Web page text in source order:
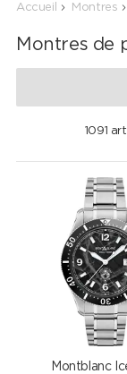
Accueil Montres
Montres de
1091
Montblanc